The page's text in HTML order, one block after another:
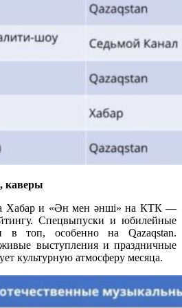
каверы
Хабар и «Ән мен әнші» на КТК —
Спецвыпуски и юбилейные
в топ, особенно на Qazaqstan.
выступления и праздничные
культурную атмосферу месяца.